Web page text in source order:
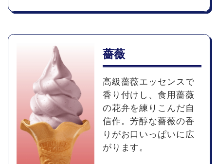
薔薇
高級薔薇エッセンスで
香り付けし、食用薔薇
の花弁を練りこんだ自
信作。芳醇な薔薇の香
りがお口いっぱいに広
がります。